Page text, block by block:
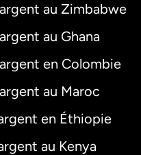
au Zimbabwe
au Ghana
en Colombie
au Maroc
en Éthiopie
au Kenya